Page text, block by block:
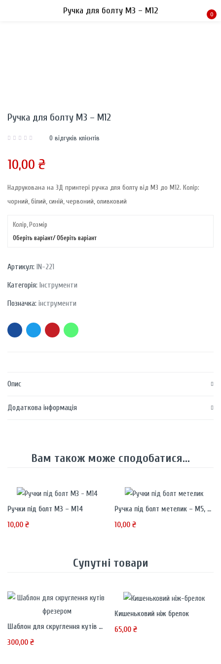
Ручка для болту М3 – М12 0
Ручка для болту М3 – М12
0 відгуків клієнтів
10,00 ₴
Надрукована на 3Д принтері ручка для болту від М3 до М12. Колір:
чорний, білий, синій, червоний, оливковий
Колір, Розмір
Оберіть варіант/ Оберіть варіант
Артикул: IN-221
Категорія: Інструменти
Позначка: інструменти
Опис
Додаткова інформація
Вам також може сподобатися...
Ручки під болт М3 – М14
10,00 ₴
Ручка під болт метелик – М5, М6, М8, М10, М12
10,00 ₴
Супутні товари
Шаблон для скруглення кутів фрезером 10 – 40 мм
300,00 ₴
Кишеньковий ніж брелок
65,00 ₴
Remember me